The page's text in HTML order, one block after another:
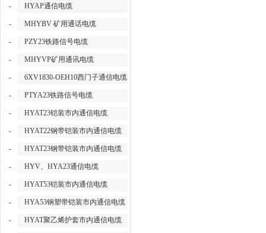
- HYAP通信电缆
- MHYBV 矿用通话电缆
- PZY23铁路信号电缆
- MHYVP矿用通讯电缆
- 6XV1830-OEH10西门子通信电缆
- PTYA23铁路信号电缆
- HYAT23铠装市内通信电缆
- HYAT22钢带铠装市内通信电缆
- HYAT23钢带铠装市内通信电缆
- HYV、HYA23通信电缆
- HYAT53铠装市内通信电缆
- HYA53钢塑带铠装市内通信电缆
- HYAT聚乙烯护套市内通信电缆